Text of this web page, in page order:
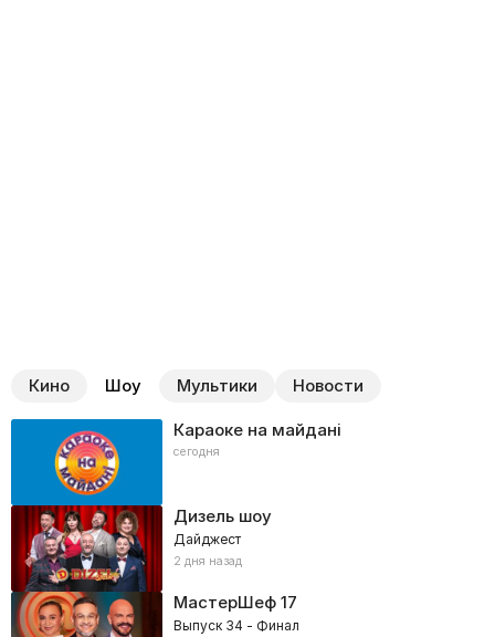
Кино Шоу Мультики Новости
Караоке на майдані
сегодня
Дизель шоу
Дайджест
2 дня назад
МастерШеф17
Выпуск 34 - Финал